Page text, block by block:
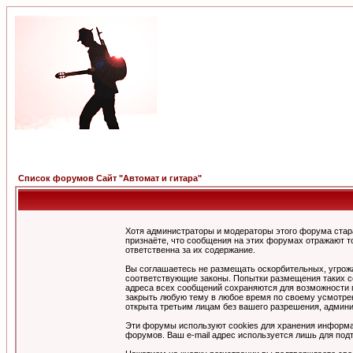
Список форумов Сайт "Автомат и гитара"
Хотя администраторы и модераторы этого форума
признаёте, что сообщения на этих форумах отражают
ответственна за их содержание.
Вы соглашаетесь не размещать оскорбительных,
соответствующие законы. Попытки размещения таких
адреса всех сообщений сохраняются для
закрыть любую тему в любое время по своему
открыта третьим лицам без вашего разрешения,
Эти форумы используют cookies для хранения
форумов. Ваш e-mail адрес используется лишь для